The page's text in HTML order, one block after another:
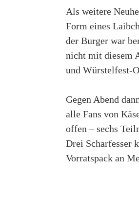
Als weitere
Form eines
der Burger war
nicht mit diesem
und Würstelfest-
Gegen Abend
alle Fans von
offen – sechs
Drei Scharfesser
Vorratspack an